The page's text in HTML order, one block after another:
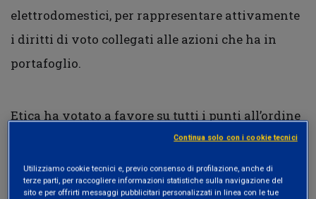
elettrodomestici, per rappresentare attivamente
i diritti di voto collegati alle azioni che ha in
portafoglio.
Etica ha votato a favore su tutti i punti all’ordine
del giorno, dall’approvazione del bilancio alla
conversione delle azioni di risparmio in azioni
ordinarie. Con alcune precisazioni. Indesit ha
Utilizziamo cookie tecnici e, previo consenso di profilazione, anche di
terze parti, per raccogliere informazioni statistiche sulla navigazione del
sito e per offrirti messaggi pubblicitari personalizzati in linea con le tue
Continua solo con i cookie tecnici